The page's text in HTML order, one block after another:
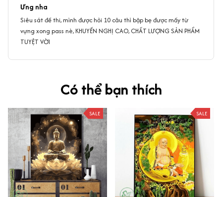
Ưng nha
Siêu sát đề thi, mình được hỏi 10 câu thì bập bẹ được mấy từ
vựng xong pass nè, KHUYẾN NGHỊ CAO, CHẤT LƯỢNG SẢN PHẨM
TUYỆT VỜI
Có thể bạn thích
SALE SALE